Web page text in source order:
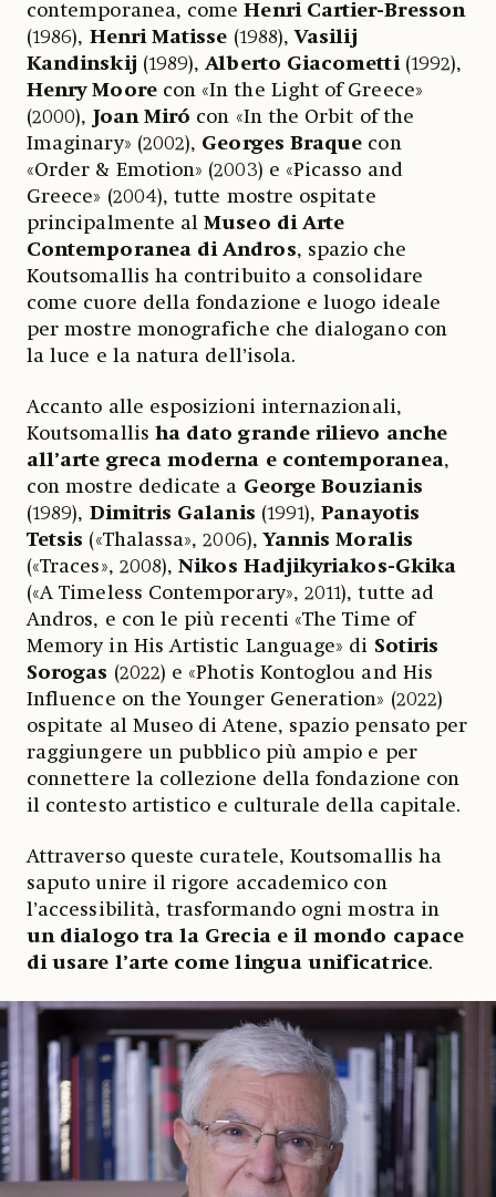
contemporanea, comeHenri Cartier-Bresson
(1986), Henri Matisse (1988),Vasilij
Kandinskij (1989),Alberto Giacometti(1992),
Henry Moore con «In the Light of Greece»
(2000), Joan Miró con «In the Orbit of the
Imaginary» (2002), Georges Braque con
«Order & Emotion» (2003) e «Picasso and
Greece» (2004), tutte mostre ospitate
principalmente alMuseo di Arte
Contemporanea di Andros, spazio che
Koutsomallis ha contribuito a consolidare
come cuore della fondazione e luogo ideale
per mostre monografiche che dialogano con
la luce e la natura dell’isola.
Accanto alle esposizioni internazionali,
Koutsomallis ha dato grande rilievo anche
all’arte greca moderna e contemporanea,
con mostre dedicate a George Bouzianis
(1989), Dimitris Galanis (1991),Panayotis
Tetsis («Thalassa», 2006),Yannis Moralis
(«Traces», 2008),Nikos Hadjikyriakos-Gkika
(«A Timeless Contemporary», 2011), tutte ad
Andros, e con le più recenti «The Time of
Memory in His Artistic Language» di Sotiris
Sorogas (2022) e «Photis Kontoglou and His
Influence on the Younger Generation» (2022)
ospitate al Museo di Atene, spazio pensato per
raggiungere un pubblico più ampio e per
connettere la collezione della fondazione con
il contesto artistico e culturale della capitale.
Attraverso queste curatele, Koutsomallis ha
saputo unire il rigore accademico con
l’accessibilità, trasformando ogni mostra in
un dialogo tra la Grecia e il mondo capace
di usare l’arte come lingua unificatrice.